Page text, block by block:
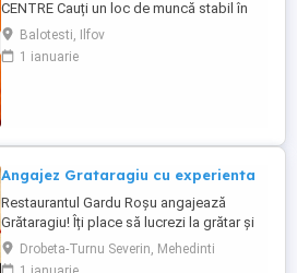
CENTRE Cauți un loc de muncă stabil în
Balotești? Focado, unul dintre cele mai noi
și ambițioase lanțuri de restaurante fast-
food din România, își mărește echipa!
Balotesti, Ilfov
1 ianuarie
Angajez Grataragiu cu experienta
Restaurantul Gardu Roșu angajează
Grătaragiu! Îți place să lucrezi la grătar și
să pregătești preparate gustoase pe
cărbuni? Alătură-te echipei noastre!
Drobeta-Turnu Severin, Mehedinti